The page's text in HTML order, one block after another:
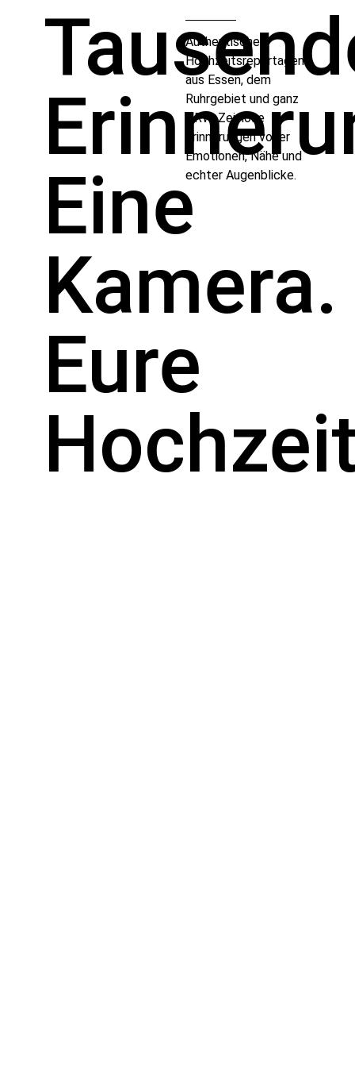
Authentische
Hochzeitsreportagen
aus Essen, dem
Ruhrgebiet und ganz
NRW. Zeitlose
Erinnerungen voller
Emotionen, Nähe und
echter Augenblicke.
Eine
Kamera.
Eure